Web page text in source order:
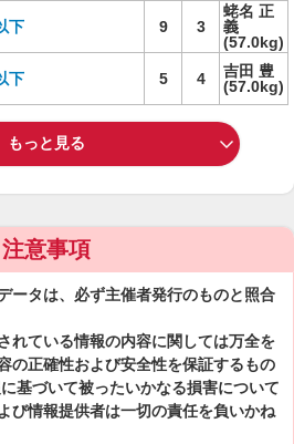
下 9 3
蛯名 正
義
(57.0kg)
下 5 4
吉田 豊
(57.0kg)
もっと見る
注意事項
ータは、必ず主催者発行のものと照合
れている情報の内容に関しては万全を
の正確性および安全性を保証するもの
基づいて被ったいかなる損害について
び情報提供者は一切の責任を負いかね